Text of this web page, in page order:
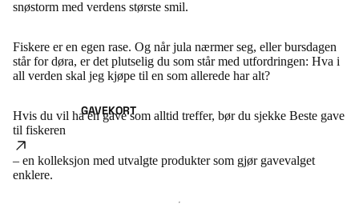
GAVEKORT
snøstorm med verdens største smil.
Fiskere er en egen rase. Og når jula nærmer seg, eller bursdagen
står for døra, er det plutselig du som står med utfordringen: Hva i
all verden skal jeg kjøpe til en som allerede har alt?
Hvis du vil ha en gave som alltid treffer, bør du sjekke Beste gave
til fiskeren
– en kolleksjon med utvalgte produkter som gjør gavevalget
enklere.